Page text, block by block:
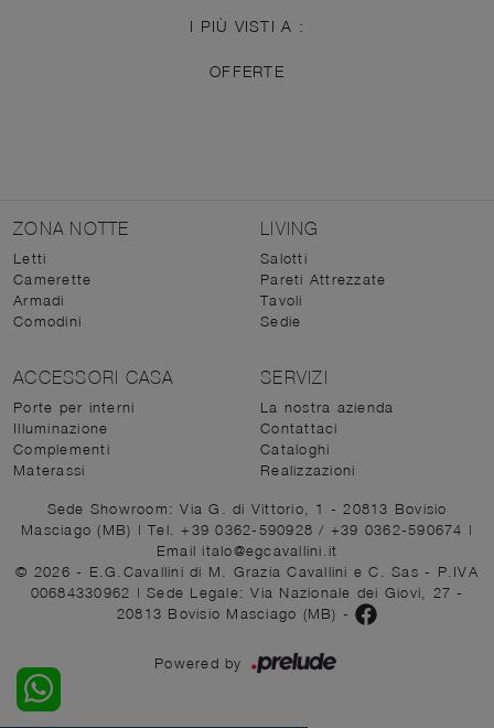
I PIÙ VISTI A :
OFFERTE
ZONA NOTTE
Letti
Camerette
Armadi
Comodini
LIVING
Salotti
Pareti Attrezzate
Tavoli
Sedie
ACCESSORI CASA
Porte per interni
Illuminazione
Complementi
Materassi
SERVIZI
La nostra azienda
Contattaci
Cataloghi
Realizzazioni
Sede Showroom: Via G. di Vittorio, 1 - 20813 Bovisio
Masciago (MB) | Tel. +39 0362-590928/ +39 0362-590674 |
Email italo@egcavallini.it
© 2026 - E.G.Cavallini di M. Grazia Cavallini e C. Sas - P.IVA
00684330962 | Sede Legale: Via Nazionale dei Giovi, 27 -
20813 Bovisio Masciago (MB) -
Powered by